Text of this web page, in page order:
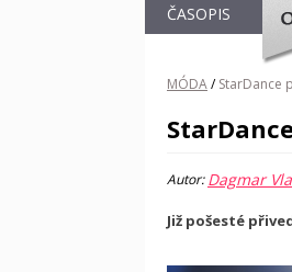
ČASOPIS
MÓDA/ StarDance
Autor:Dagmar
Již pošesté